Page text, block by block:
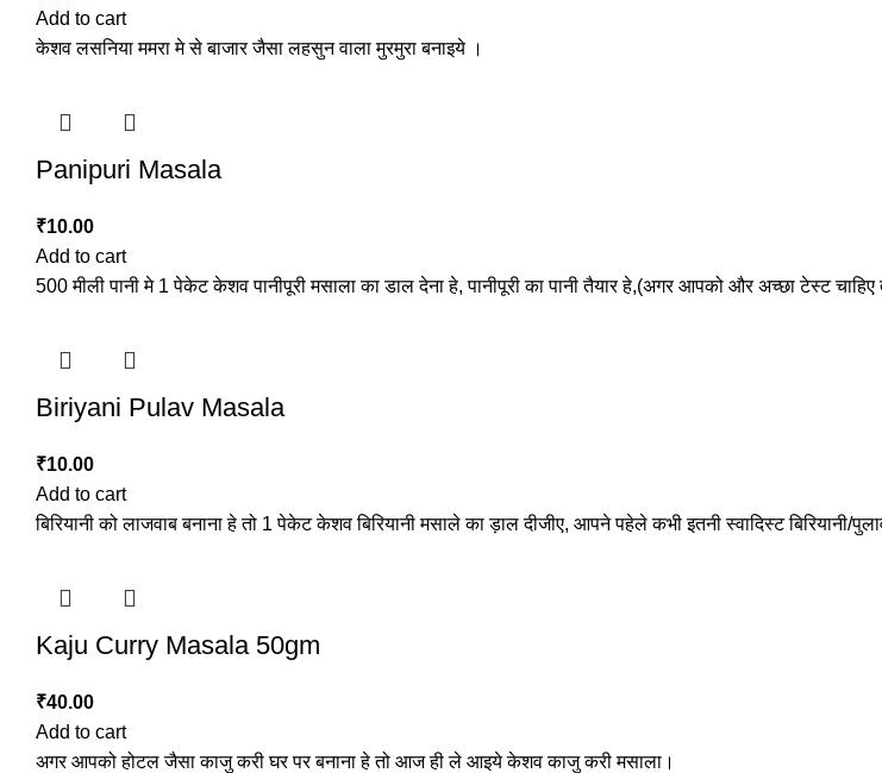
Add to cart
केशव लसनिया ममरा मे से बाजार जैसा लहसुन वाला मुरमुरा बनाइये ।
Panipuri Masala
₹10.00
Add to cart
500 मीली पानी मे 1 पेकेट केशव पानीपूरी मसाला का डाल देना हे, पानीपूरी का पानी तैयार हे,(अगर आपको और अच्छा टेस्ट चाहिए
Biriyani Pulav Masala
₹10.00
Add to cart
बिरियानी को लाजवाब बनाना हे तो 1 पेकेट केशव बिरियानी मसाले का ड़ाल दीजीए, आपने पहेले कभी इतनी स्वादिस्ट बिरियानी/
Kaju Curry Masala 50gm
₹40.00
Add to cart
अगर आपको होटल जैसा काजु करी घर पर बनाना हे तो आज ही ले आइये केशव काजु करी मसाला।